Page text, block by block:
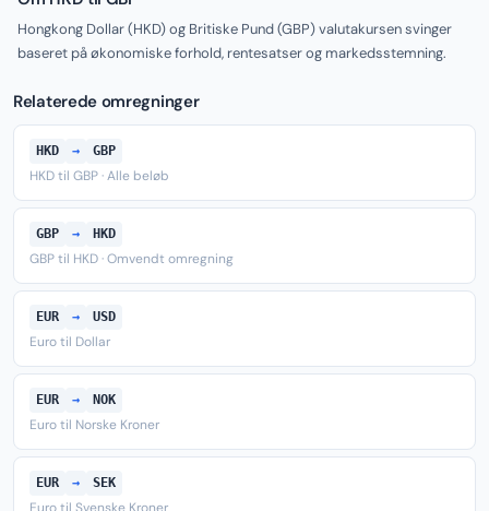
Hongkong Dollar (HKD) og Britiske Pund (GBP) valutakursen svinger
baseret på økonomiske forhold, rentesatser og markedsstemning.
Relaterede omregninger
HKD → GBP
HKD til GBP · Alle beløb
GBP → HKD
GBP til HKD · Omvendt omregning
EUR → USD
Euro til Dollar
EUR → NOK
Euro til Norske Kroner
EUR → SEK